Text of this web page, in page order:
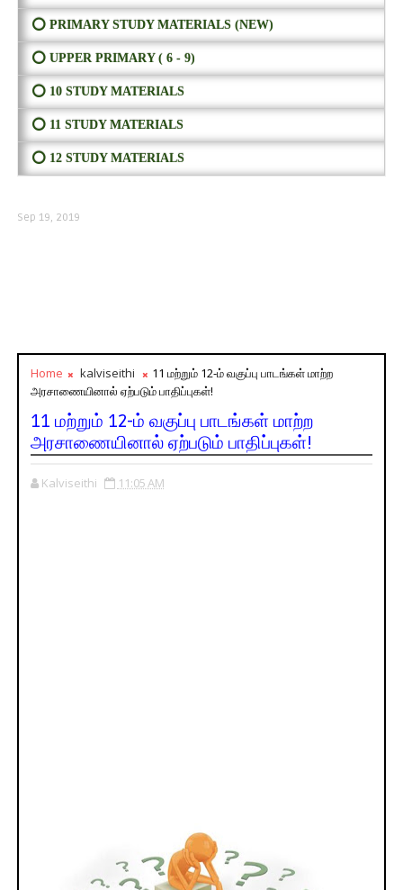
⭕ PRIMARY STUDY MATERIALS (NEW)
⭕ UPPER PRIMARY ( 6 - 9)
⭕ 10 STUDY MATERIALS
⭕ 11 STUDY MATERIALS
⭕ 12 STUDY MATERIALS
Sep 19, 2019
Home kalviseithi
11 மற்றும் 12-ம் வகுப்பு பாடங்கள் மாற்ற
அரசாணையினால் ஏற்படும் பாதிப்புகள்!
11 மற்றும் 12-ம் வகுப்பு பாடங்கள் மாற்ற
அரசாணையினால் ஏற்படும் பாதிப்புகள்!
Kalviseithi 11:05 AM